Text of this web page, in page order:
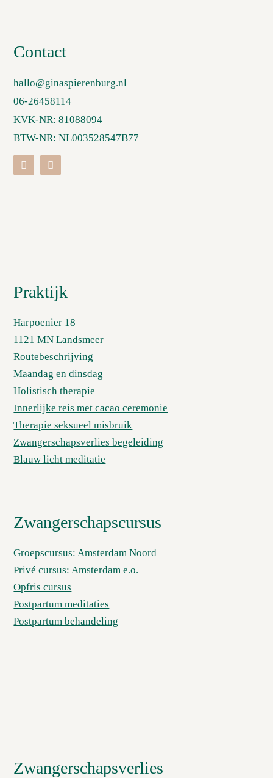
Contact
hallo@ginaspierenburg.nl
06-26458114
KVK-NR: 81088094
BTW-NR: NL003528547B77
Praktijk
Harpoenier 18
1121 MN Landsmeer
Routebeschrijving
Maandag en dinsdag
Holistisch therapie
Innerlijke reis met cacao ceremonie
Therapie seksueel misbruik
Zwangerschapsverlies begeleiding
Blauw licht meditatie
Zwangerschapscursus
Groepscursus: Amsterdam Noord
Privé cursus: Amsterdam e.o.
Opfris cursus
Postpartum meditaties
Postpartum behandeling
Zwangerschapsverlies